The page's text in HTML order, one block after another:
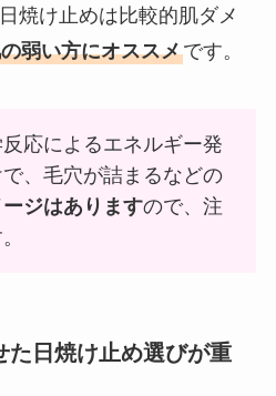
焼け止めは比較的肌ダメ
弱い方にオススメです。
応によるエネルギー発
、毛穴が詰まるなどの
ジはありますので、注
た日焼け止め選びが重